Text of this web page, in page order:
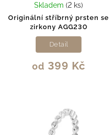
Originální stříbrný prsten se
zirkony AGG230
Skladem(2 ks)
od 399 Kč
Detail